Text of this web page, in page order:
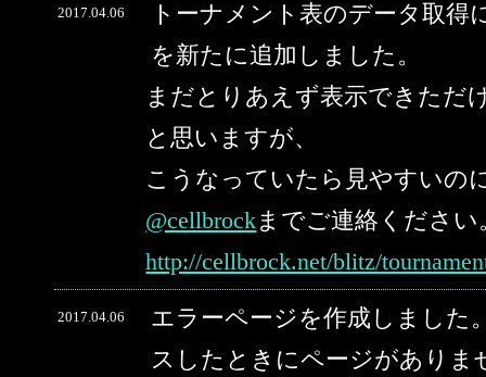
2017.04.06
トーナメント表のデータ取
を新たに追加しました。
まだとりあえず表示できただ
と思いますが、
こうなっていたら見やすいの
@cellbrockまでご連絡ください
http://cellbrock.net/blitz/
2017.04.06
エラーページを作成しました
スしたときにページがありま